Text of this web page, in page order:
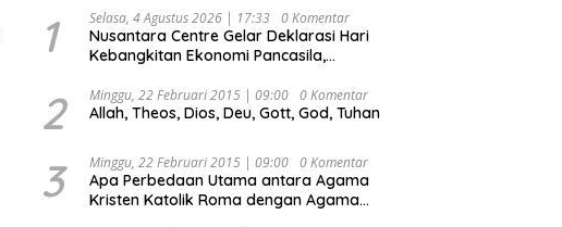
1 Selasa, 4 Agustus 2026 | 17:33 0 Komentar
Nusantara Centre Gelar Deklarasi Hari
Kebangkitan Ekonomi Pancasila,
Djojohadikusumo Anti Penjajahan
(Pergolakan Ekonomi Politik Indonesia) &
Undang Perekonomian Nasional dan
Kesejahteraan Sosial dalam Menata
Bangsa Menuju Indonesia Emas 2045”,
2 Minggu, 22 Februari 2015 | 09:00 0 Komentar
Allah, Theos, Dios, Deu, Gott, God, Tuhan
3 Minggu, 22 Februari 2015 | 09:00 0 Komentar
Apa Perbedaan Utama antara Agama
Kristen Katolik Roma dengan Agama